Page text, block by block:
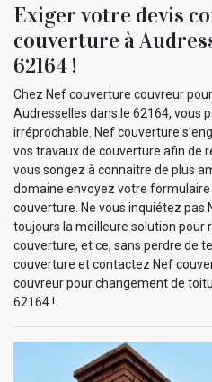
Exiger votre devis
couverture à
62164 !
Chez Nef couverture couvreur
Audresselles dans le 62164, vous
irréprochable. Nef couverture
vos travaux de couverture afin de
vous songez à connaitre de plus
domaine envoyez votre
couverture. Ne vous inquiétez pas
toujours la meilleure solution pour
couverture, et ce, sans perdre de
couverture et contactez Nef
couvreur pour changement de
62164 !